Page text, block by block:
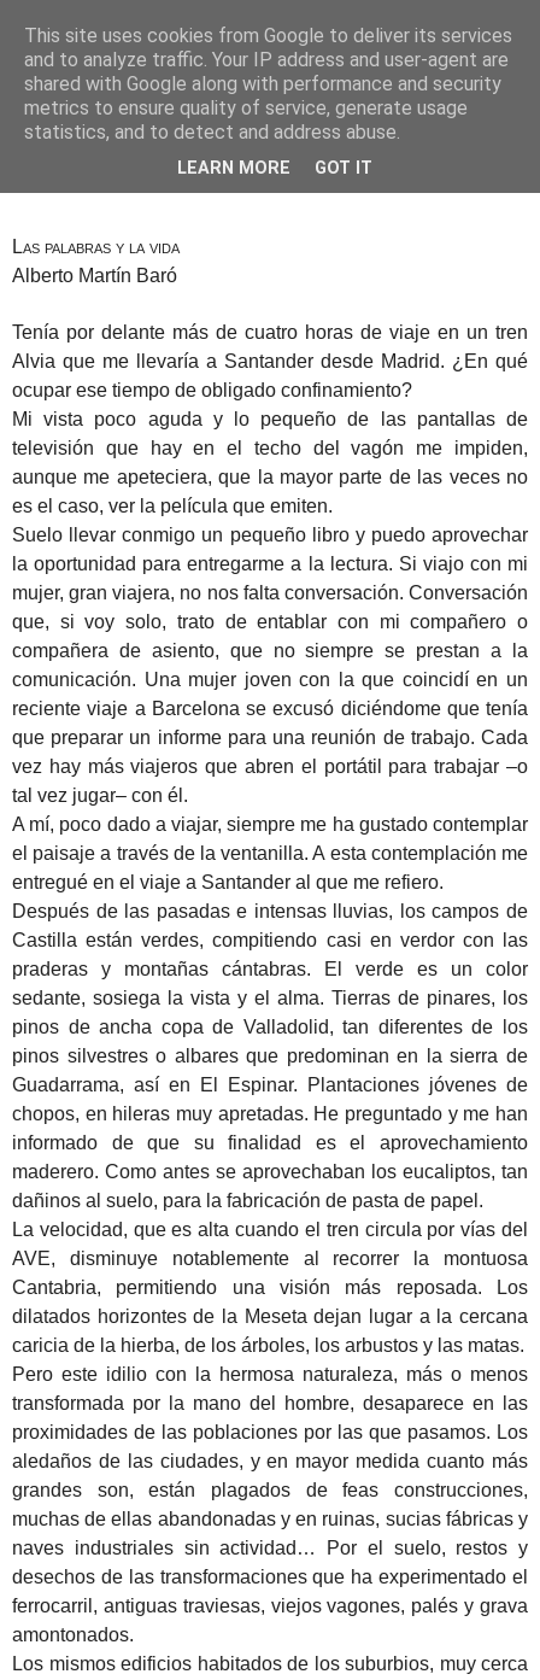
Alberto Martín Baró
6 de mayo de 2018
Paisaje desde el tren
Las palabras y la vida
Alberto Martín Baró
Tenía por delante más de cuatro horas de viaje en un tren
Alvia que me llevaría a Santander desde Madrid. ¿En qué
ocupar ese tiempo de obligado confinamiento?
Mi vista poco aguda y lo pequeño de las pantallas de
televisión que hay en el techo del vagón me impiden,
aunque me apeteciera, que la mayor parte de las veces no
es el caso, ver la película que emiten.
Suelo llevar conmigo un pequeño libro y puedo aprovechar
la oportunidad para entregarme a la lectura. Si viajo con mi
mujer, gran viajera, no nos falta conversación. Conversación
que, si voy solo, trato de entablar con mi compañero o
compañera de asiento, que no siempre se prestan a la
comunicación. Una mujer joven con la que coincidí en un
reciente viaje a Barcelona se excusó diciéndome que tenía
que preparar un informe para una reunión de trabajo. Cada
vez hay más viajeros que abren el portátil para trabajar –o
tal vez jugar– con él.
A mí, poco dado a viajar, siempre me ha gustado contemplar
el paisaje a través de la ventanilla. A esta contemplación me
entregué en el viaje a Santander al que me refiero.
Después de las pasadas e intensas lluvias, los campos de
Castilla están verdes, compitiendo casi en verdor con las
praderas y montañas cántabras. El verde es un color
sedante, sosiega la vista y el alma. Tierras de pinares, los
pinos de ancha copa de Valladolid, tan diferentes de los
pinos silvestres o albares que predominan en la sierra de
Guadarrama, así en El Espinar. Plantaciones jóvenes de
chopos, en hileras muy apretadas. He preguntado y me han
informado de que su finalidad es el aprovechamiento
maderero. Como antes se aprovechaban los eucaliptos, tan
dañinos al suelo, para la fabricación de pasta de papel.
La velocidad, que es alta cuando el tren circula por vías del
AVE, disminuye notablemente al recorrer la montuosa
Cantabria, permitiendo una visión más reposada. Los
dilatados horizontes de la Meseta dejan lugar a la cercana
caricia de la hierba, de los árboles, los arbustos y las matas.
Pero este idilio con la hermosa naturaleza, más o menos
transformada por la mano del hombre, desaparece en las
proximidades de las poblaciones por las que pasamos. Los
aledaños de las ciudades, y en mayor medida cuanto más
grandes son, están plagados de feas construcciones,
muchas de ellas abandonadas y en ruinas, sucias fábricas y
naves industriales sin actividad… Por el suelo, restos y
desechos de las transformaciones que ha experimentado el
ferrocarril, antiguas traviesas, viejos vagones, palés y grava
amontonados.
Los mismos edificios habitados de los suburbios, muy cerca
This site uses cookies from Google to deliver its services
and to analyze traffic. Your IP address and user-agent are
shared with Google along with performance and security
metrics to ensure quality of service, generate usage
statistics, and to detect and address abuse.
LEARN MORE GOT IT